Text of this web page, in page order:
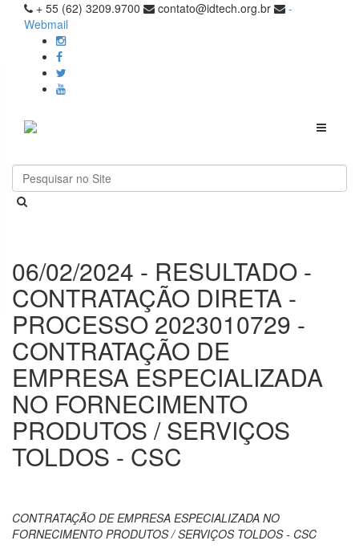
+ 55 (62) 3209.9700 contato@idtech.org.br
-
Webmail
Toggle
06/02/2024 - RESULTADO -
CONTRATAÇÃO DIRETA -
PROCESSO 2023010729 -
CONTRATAÇÃO DE
EMPRESA ESPECIALIZADA
NO FORNECIMENTO
PRODUTOS / SERVIÇOS
TOLDOS - CSC
CONTRATAÇÃO DE EMPRESA ESPECIALIZADA NO
FORNECIMENTO PRODUTOS / SERVIÇOS TOLDOS - CSC